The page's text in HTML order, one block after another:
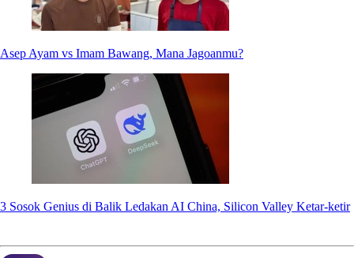
Asep Ayam vs Imam Bawang, Mana Jagoanmu?
3 Sosok Genius di Balik Ledakan AI China, Silicon Valley Ketar-ketir